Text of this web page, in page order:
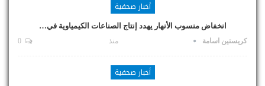
أخبار صحفية
انخفاض منسوب الأنهار يهدد إنتاج الصناعات الكيمياوية في…
كريستين اسامة منذ
أخبار صحفية